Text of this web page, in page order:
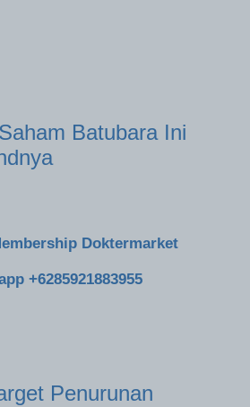
Batubara Ini
Doktermarket
+6285921883955
Penurunan